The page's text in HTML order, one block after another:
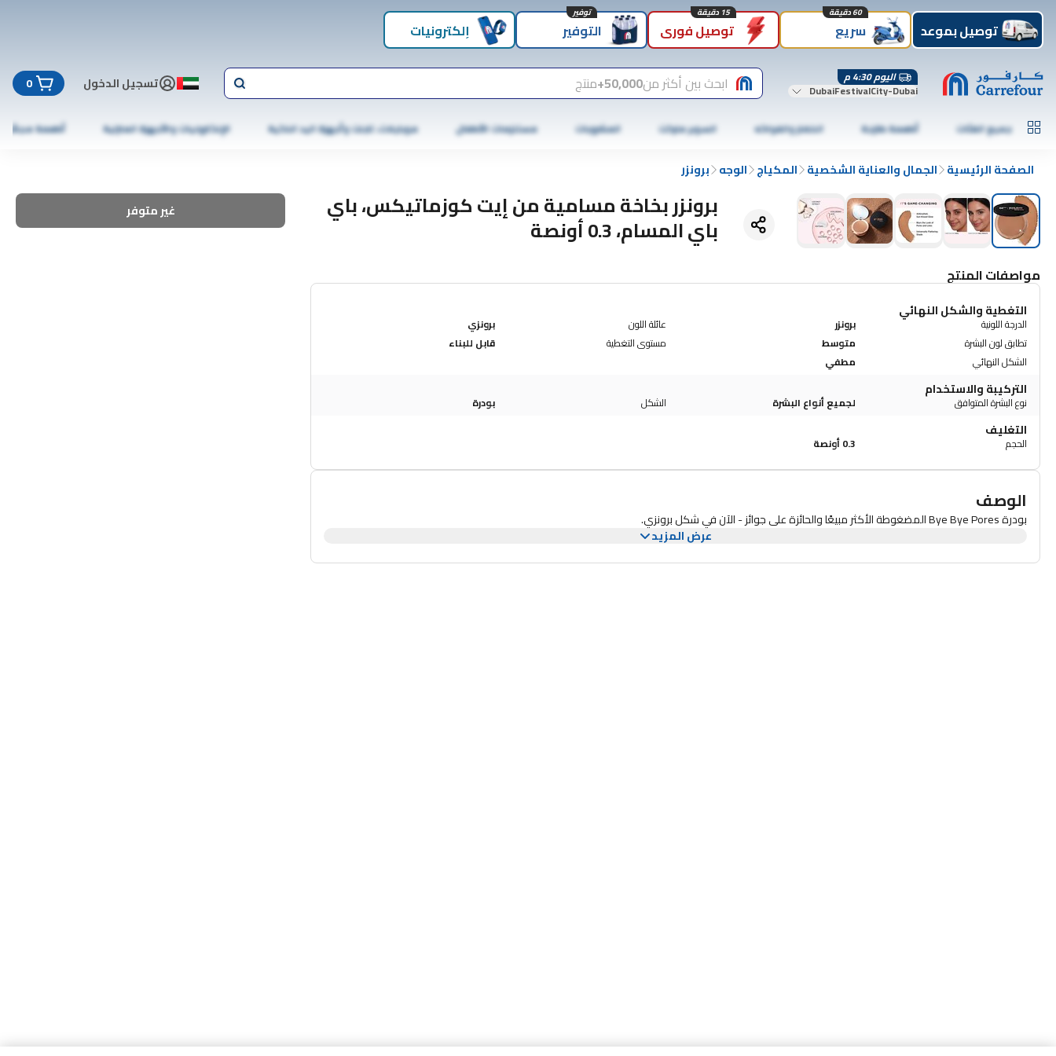
توصيل بموعد سريع
60 دقيقة
توصيل فوري
15 دقيقة
التوفير
توفير
إلكترونيات
اليوم 4:30 م
DubaiFestivalCity-Dubai ابحث بين أكثر من50,000+ منتج تسجيل الدخول 0
جميع الفئات أطعمة طازجة الخضار والفواكه السوبر ماركت المشروبات مستلزمات الأطفال موبايلات، تابلت وأجهزة اليد الذكية الإلكترونيات والأجهزة المنزلية أطعمة مجمّدة
الصفحة الرئيسية الجمال والعناية الشخصية المكياج الوجه برونزر
برونزر بخاخة مسامية من إيت كوزماتيكس، باي
باي المسام، 0.3 أونصة
غير متوفر
مواصفات المنتج
التغطية والشكل النهائي
الدرجة اللونية برونزر عائلة اللون
برونزي
تطابق لون البشرة
متوسط مستوى التغطية
قابل للبناء
الشكل النهائي
مطفي
التركيبة والاستخدام
نوع البشرة المتوافق لجميع أنواع البشرة الشكل بودرة
التغليف
الحجم 0.3 أونصة
الوصف
بودرة Bye Bye Pores المضغوطة الأكثر مبيعًا والحائزة على جوائز - الآن في شكل برونزي.
عرض المزيد